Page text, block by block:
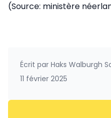
(Source: ministère
Écrit par Haks Walburgh
11 février 2025